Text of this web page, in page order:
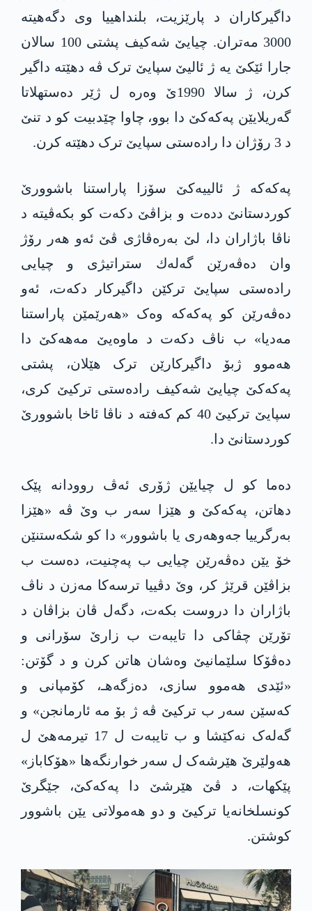
داگیرکاران د پارێزیت، بلنداهییا وی دگەھیتە
3000 مه‌تران. چیایێ شەکیف پشتی 100 سالان
جارا ئێكێ یه‌ ژ ئالیێ سپایێ ترک ڤە دھێتە داگیر
کرن، ژ سالا 1990ێ وه‌ره‌ ل ژێر ده‌ستهلاتا
گه‌ریلایێن په‌كه‌كێ دا بوو، چاوا چێدبیت کو د تنێ
د 3 رۆژان دا رادەستی سپایێ ترک دهێته ‌كرن.
په‌كه‌كه‌ ژ ئالییەکێ سۆزا پاراستنا باشوورێ
کوردستانێ ددەت و بزاڤێ دكه‌ت کو بكه‌ڤیته‌ د
ناڤا باژاران دا، لێ بەره‌ڤاژی ڤێ ئه‌و ھەر رۆژ
وان دەڤەرێن گه‌له‌ك ستراتیژی و چیایی
رادەستی سپایێ ترکێن داگیركار دكه‌ت، ئەو
ده‌ڤه‌رێن کو په‌كه‌كه‌ وەک «ھەرێمێن پاراستنا
مەدیا» ب ناڤ دکەت د ماوه‌یێ مه‌هه‌كێ دا
ھەموو ژبۆ داگیرکارێن ترک هێلان، پشتی
په‌كه‌كێ چیایێ شه‌كیف راده‌ستی تركیێ كری،
سپایێ ترکیێ 40 کم کەفتە د ناڤا ئاخا باشوورێ
کوردستانێ دا.
دەما کو ل چیایێن ژۆری ئەڤ روودانە پێک
دھاتن، په‌كه‌كێ و ھێزا سەر ب وێ ڤه‌ «ھێزا
به‌رگرییا جەوھەری یا باشوور» دا كو شكه‌ستنێن
خۆ یێن ده‌ڤه‌رێن چیایی ب په‌چنیت، ده‌ست ب
بزاڤێن قرێژ كر، وێ دڤییا ترسه‌كا مه‌زن د ناڤ
باژاران دا دروست بكه‌ت، دگەل ڤان بزاڤان د
تۆرێن چڤاکی دا تایبه‌ت ب زارێ سۆرانی و
ده‌ڤۆكا سلێمانیێ وه‌شان هاتن كرن و د گۆتن:
«ئێدی ھەموو سازی، دەزگەھـ، كۆمپانی و
کەسێن سەر ب ترکیێ ڤە ژ بۆ مە ئارمانجن» و
گەلەک نەکێشا و ب تایبه‌ت ل 17 تیرمه‌ھێ ل
ھەولێرێ ھێرشەک ل سه‌ر خوارنگەھا «ھۆکاباز»
پێکھات، د ڤێ ھێرشێ دا په‌كه‌كێ، جێگرێ
كونسلخانه‌یا ترکیێ و دو ھەمولاتی یێن باشوور
کوشتن.